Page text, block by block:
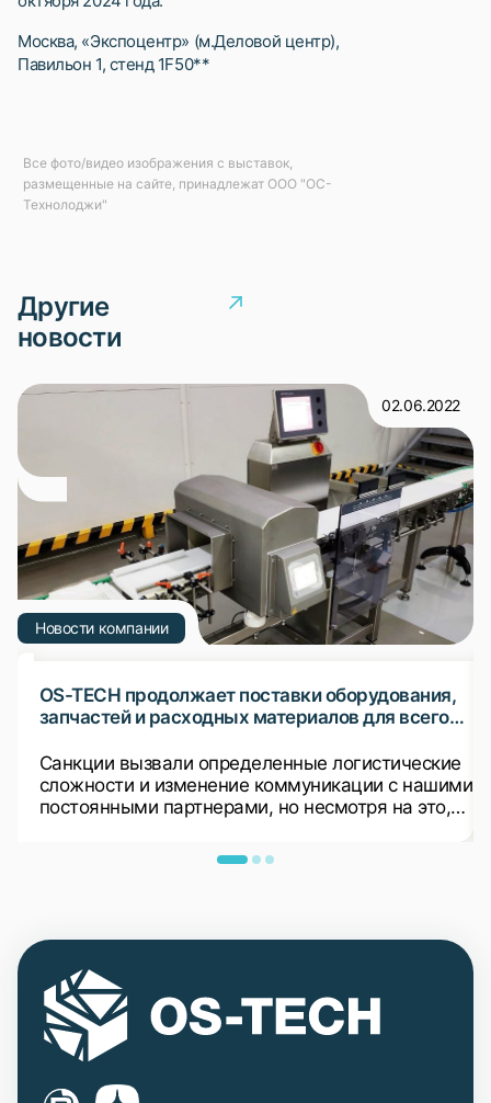
Москва, «Экспоцентр» (м.Деловой центр),
Павильон 1, стенд 1F50**
Все фото/видео изображения с выставок,
размещенные на сайте, принадлежат ООО "ОС-
Технолоджи"
Другие
новости
Новости компании
02.06.2022
OS-TECH продолжает поставки оборудования,
запчастей и расходных материалов для всего
Санкции вызвали определенные логистические
сложности и изменение коммуникации с нашими
постоянными партнерами, но несмотря на это,
оборудования, запчастей и расходных